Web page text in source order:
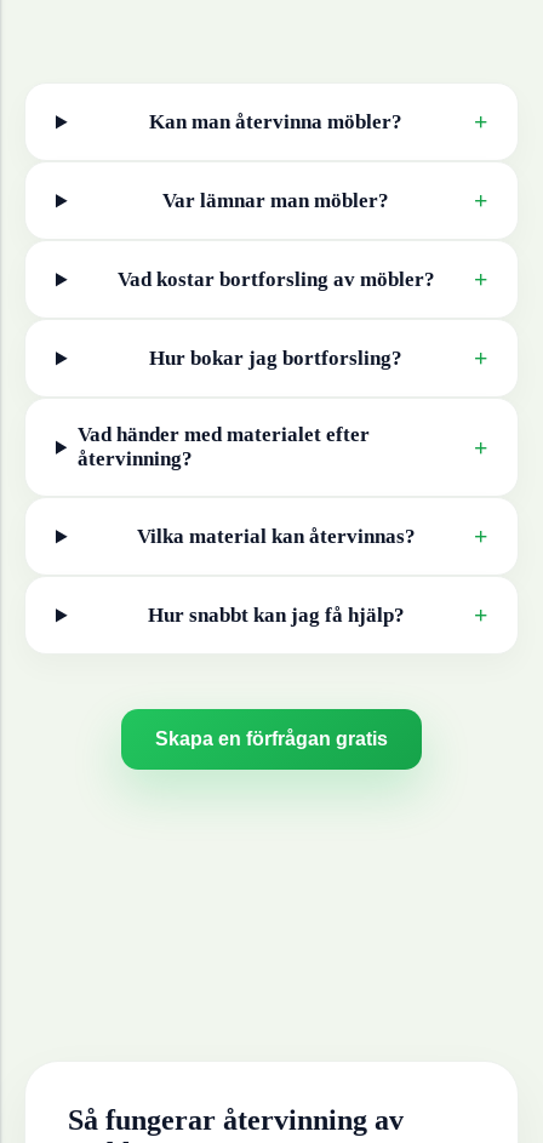
Kan man återvinna möbler? +
Var lämnar man möbler? +
Vad kostar bortforsling av möbler? +
Hur bokar jag bortforsling? +
Vad händer med materialet efter
återvinning?
+
Vilka material kan återvinnas? +
Hur snabbt kan jag få hjälp? +
Skapa en förfrågan gratis
Så fungerar återvinning av